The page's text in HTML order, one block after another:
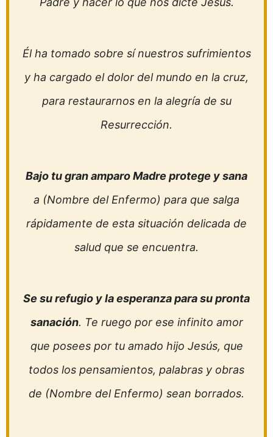
Él ha tomado sobre sí nuestros sufrimientos
y ha cargado el dolor del mundo en la cruz,
para restaurarnos en la alegría de su
Resurrección.
Bajo tu gran amparo Madre protege y sana
a (Nombre del Enfermo) para que salga
rápidamente de esta situación delicada de
salud que se encuentra.
Se su refugio y la esperanza para su pronta
sanación. Te ruego por ese infinito amor
que posees por tu amado hijo Jesús, que
todos los pensamientos, palabras y obras
de (Nombre del Enfermo) sean borrados.